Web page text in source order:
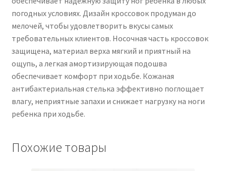
погодных условиях. Дизайн кроссовок продуман до
мелочей, чтобы удовлетворить вкусы самых
требовательных клиентов. Носочная часть кроссовок
защищена, материал верха мягкий и приятный на
ощупь, а легкая амортизирующая подошва
обеспечивает комфорт при ходьбе. Кожаная
антибактериальная стелька эффективно поглощает
влагу, неприятные запахи и снижает нагрузку на ноги
ребенка при ходьбе.
Похожие товары